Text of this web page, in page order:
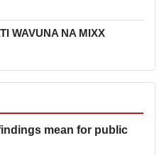
WAVUNA NA MIXX
mean for public